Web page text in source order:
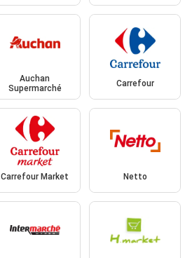
Auchan
Supermarché
Carrefour
Carrefour Market Netto